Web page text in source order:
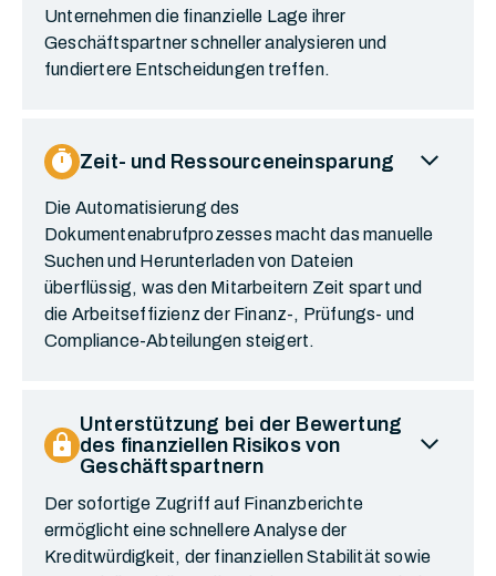
Unternehmen die finanzielle Lage ihrer
Geschäftspartner schneller analysieren und
fundiertere Entscheidungen treffen.
Timer Zeit- und Ressourceneinsparung expand_more
Die Automatisierung des
Dokumentenabrufprozesses macht das manuelle
Suchen und Herunterladen von Dateien
überflüssig, was den Mitarbeitern Zeit spart und
die Arbeitseffizienz der Finanz-, Prüfungs- und
Compliance-Abteilungen steigert.
lock
Unterstützung bei der Bewertung
des finanziellen Risikos von
Geschäftspartnern
expand_more
Der sofortige Zugriff auf Finanzberichte
ermöglicht eine schnellere Analyse der
Kreditwürdigkeit, der finanziellen Stabilität sowie